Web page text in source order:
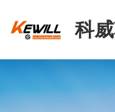
科